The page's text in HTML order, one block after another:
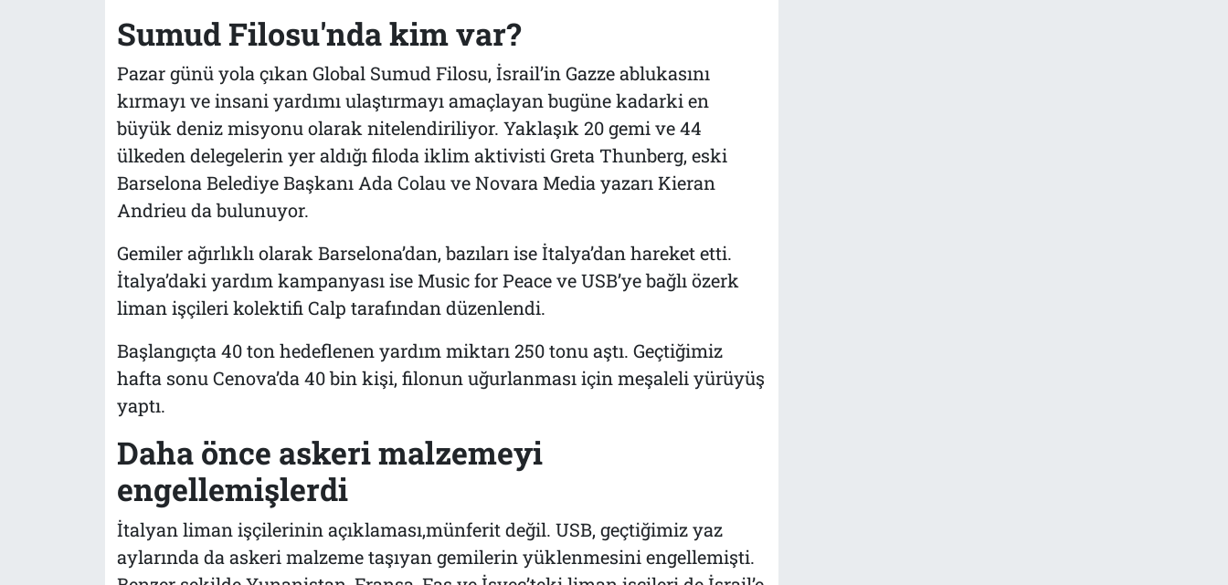
Sumud Filosu'nda kim var?
Pazar günü yola çıkan Global Sumud Filosu, İsrail’in Gazze ablukasını
kırmayı ve insani yardımı ulaştırmayı amaçlayan bugüne kadarki en
büyük deniz misyonu olarak nitelendiriliyor. Yaklaşık 20 gemi ve 44
ülkeden delegelerin yer aldığı filoda iklim aktivisti Greta Thunberg, eski
Barselona Belediye Başkanı Ada Colau ve Novara Media yazarı Kieran
Andrieu da bulunuyor.
Gemiler ağırlıklı olarak Barselona’dan, bazıları ise İtalya’dan hareket etti.
İtalya’daki yardım kampanyası ise Music for Peace ve USB’ye bağlı özerk
liman işçileri kolektifi Calp tarafından düzenlendi.
Başlangıçta 40 ton hedeflenen yardım miktarı 250 tonu aştı. Geçtiğimiz
hafta sonu Cenova’da 40 bin kişi, filonun uğurlanması için meşaleli yürüyüş
yaptı.
Daha önce askeri malzemeyi
engellemişlerdi
İtalyan liman işçilerinin açıklaması,münferit değil. USB, geçtiğimiz yaz
aylarında da askeri malzeme taşıyan gemilerin yüklenmesini engellemişti.